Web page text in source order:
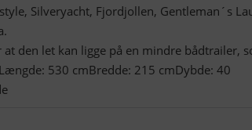
Silveryacht, Fjordjollen, Gentleman´s
den let kan ligge på en mindre bådtrailer,
530 cmBredde: 215 cmDybde: 40